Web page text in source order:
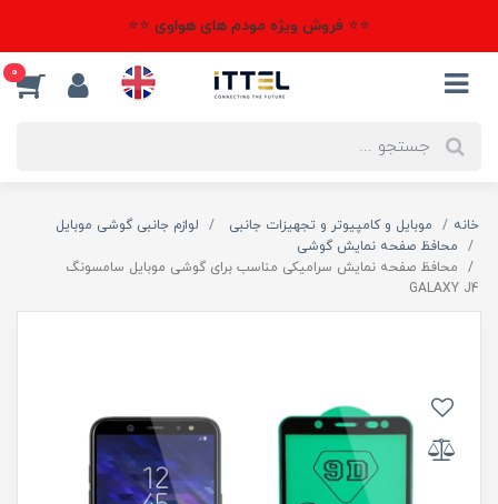
⭐⭐ فروش ویژه مودم های هواوی ⭐⭐
0
خانه موبایل و کامپیوتر و تجهیزات جانبی
لوازم جانبی گوشی موبایل
محافظ صفحه نمایش گوشی
محافظ صفحه نمایش سرامیکی مناسب برای گوشی موبایل سامسونگ
GALAXY J4